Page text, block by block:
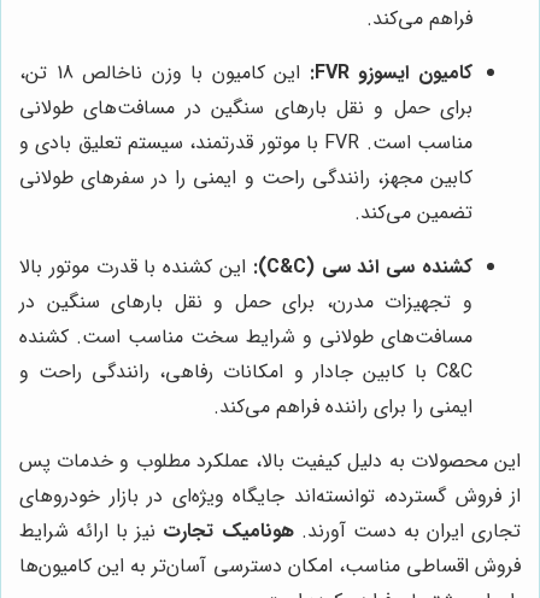
فراهم می‌کند.
کامیون ایسوزو FVR:
این کامیون با وزن ناخالص 18 تن،
برای حمل و نقل بارهای سنگین در مسافت‌های طولانی
مناسب است. FVR با موتور قدرتمند، سیستم تعلیق بادی و
کابین مجهز، رانندگی راحت و ایمنی را در سفرهای طولانی
تضمین می‌کند.
کشنده سی اند سی (C&C):
این کشنده با قدرت موتور بالا
و تجهیزات مدرن، برای حمل و نقل بارهای سنگین در
مسافت‌های طولانی و شرایط سخت مناسب است. کشنده
C&C با کابین جادار و امکانات رفاهی، رانندگی راحت و
ایمنی را برای راننده فراهم می‌کند.
این محصولات به دلیل کیفیت بالا، عملکرد مطلوب و خدمات پس
از فروش گسترده، توانسته‌اند جایگاه ویژه‌ای در بازار خودروهای
تجاری ایران به دست آورند.هونامیک تجارت نیز با ارائه شرایط
فروش اقساطی مناسب، امکان دسترسی آسان‌تر به این کامیون‌ها